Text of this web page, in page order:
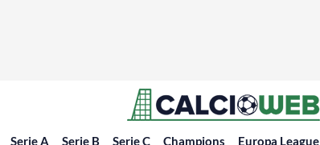
Serie A Serie B Serie C Champions Europa League